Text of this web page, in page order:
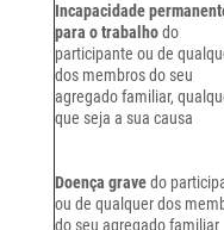
Incapacidade
para o trabalhodo
participante ou de
dos membros do seu
agregado familiar,
que seja a sua causa
Doença gravedo
ou de qualquer dos
do seu agregado familiar